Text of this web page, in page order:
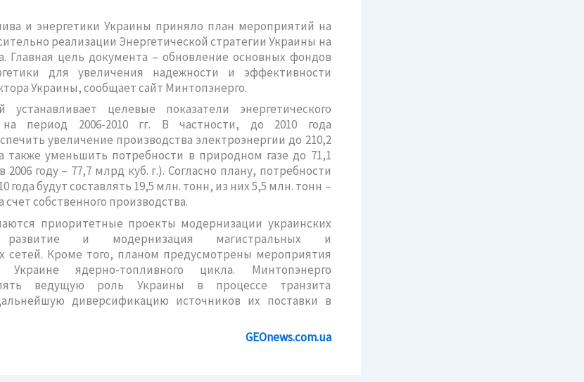
и энергетики Украины приняло план мероприятий на
реализации Энергетической стратегии Украины на
Главная цель документа – обновление основных фондов
для увеличения надежности и эффективности
Украины, сообщает сайт Минтопэнерго.
целевые показатели энергетического
период 2006-2010 гг. В частности, до 2010 года
увеличение производства электроэнергии до 210,2
также уменьшить потребности в природном газе до 71,1
году – 77,7 млрд куб. г.). Согласно плану, потребности
года будут составлять 19,5 млн. тонн, из них 5,5 млн. тонн –
счет собственного производства.
приоритетные проекты модернизации украинских
развитие и модернизация магистральных и
сетей. Кроме того, планом предусмотрены мероприятия
ядерно-топливного цикла. Минтопэнерго
ведущую роль Украины в процессе транзита
диверсификацию источников их поставки в
GEOnews.com.ua